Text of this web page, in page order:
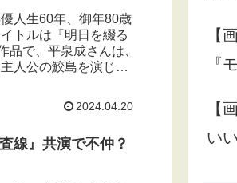
人生60年、御年80歳
トルは『明日を綴る
品で、平泉成さんは、
人公の鮫島を演じま
2024.04.20
線』共演で不仲？
【
『
【
い